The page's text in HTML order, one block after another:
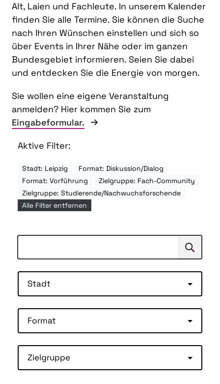
Alt, Laien und Fachleute. In unserem Kalender
finden Sie alle Termine. Sie können die Suche
nach Ihren Wünschen einstellen und sich so
über Events in Ihrer Nähe oder im ganzen
Bundesgebiet informieren. Seien Sie dabei
und entdecken Sie die Energie von morgen.
Sie wollen eine eigene Veranstaltung
anmelden? Hier kommen Sie zum
Eingabeformular.
Aktive Filter:
Stadt: Leipzig
Format: Diskussion/Dialog
Format: Vorführung
Zielgruppe: Fach-Community
Zielgruppe: Studierende/Nachwuchsforschende
Alle Filter entfernen
Suchen
Stadt
Format
Zielgruppe